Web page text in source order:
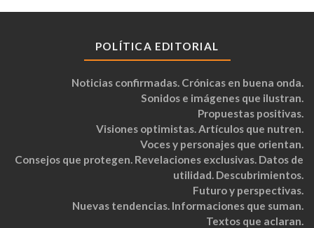
POLÍTICA EDITORIAL
Noticias confirmadas. Crónicas en buena onda.
Sonidos e imágenes que ilustran.
Propuestas positivas.
Visiones optimistas. Artículos que nutren.
Voces y personajes que orientan.
Consejos que protegen. Revelaciones exclusivas. Datos de
utilidad. Descubrimientos.
Futuro y perspectivas.
Nuevas tendencias. Informaciones que suman.
Textos que aclaran.